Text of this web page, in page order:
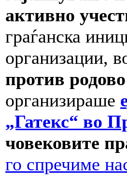
активно
граѓанска
организации,
против
организираше
„Гатекс“ во
човековите
го спречиме